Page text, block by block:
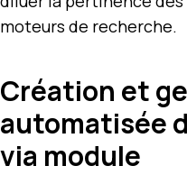
moteurs de recherche.
Création et
automatisée
via module